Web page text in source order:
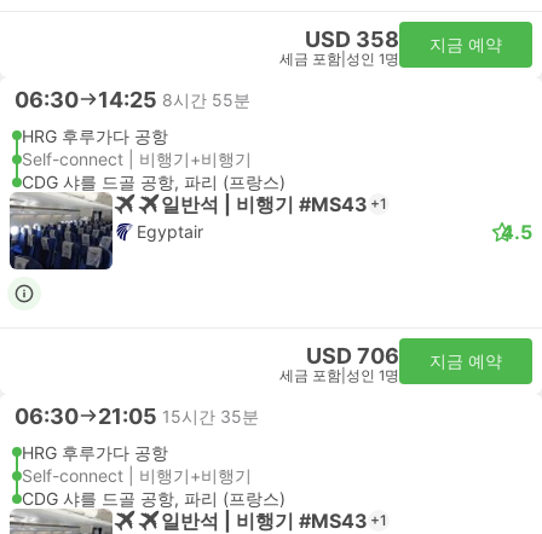
USD 358
세금 포함 성인 1명
지금 예약
06:30 14:25 8시간 55분
HRG 후루가다 공항
Self-connect | 비행기+비행기
CDG 샤를 드골 공항, 파리 (프랑스)
일반석 | 비행기 #MS43 +1
Egyptair 4.5
USD 706
세금 포함 성인 1명
지금 예약
06:30 21:05 15시간 35분
HRG 후루가다 공항
Self-connect | 비행기+비행기
CDG 샤를 드골 공항, 파리 (프랑스)
일반석 | 비행기 #MS43 +1